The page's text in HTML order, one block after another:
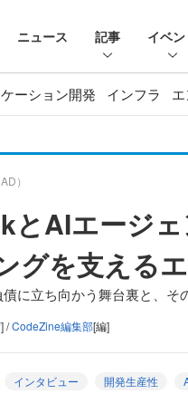
ニュース 記事 イベン
ーション開発 インフラ
AD）
AIエージェ
グを支える
に立ち向かう舞台裏と、そ
/CodeZine編集部[編]
インタビュー 開発生産性